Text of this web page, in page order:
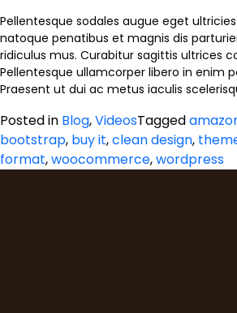
Pellentesque sodales augue eget
natoque penatibus et magnis dis
ridiculus mus. Curabitur sagittis ultrices
Pellentesque ullamcorper libero in enim
Praesent ut dui ac metus iaculis
Posted in Blog,VideosTagged
bootstrap, buy it,clean design,
format,woocommerce,wordpress